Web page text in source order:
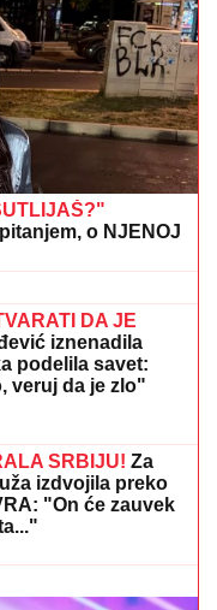
SMRTI!Strašni
Nakon
ZAVRŠILA SARA
sa
a nekada se
OVO joj je bio
SKINULA U
je u Crnoj Gori na
Siniša uči Željka
se sunčaju